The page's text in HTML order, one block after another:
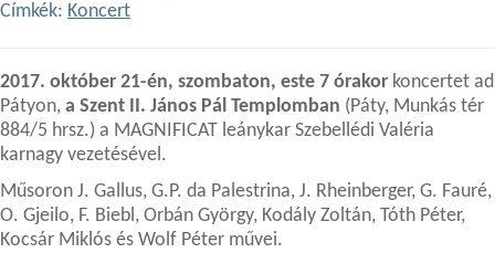
Címkék: Koncert
2017. október 21-én, szombaton, este 7 órakor koncertet ad
Pátyon, a Szent II. János Pál Templomban (Páty, Munkás tér
884/5 hrsz.) a MAGNIFICAT leánykar Szebellédi Valéria
karnagy vezetésével.
Műsoron J. Gallus, G.P. da Palestrina, J. Rheinberger, G. Fauré,
O. Gjeilo, F. Biebl, Orbán György, Kodály Zoltán, Tóth Péter,
Kocsár Miklós és Wolf Péter művei.